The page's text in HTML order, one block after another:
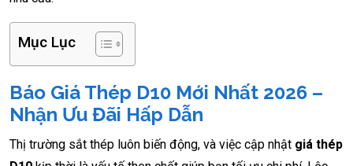
Mục Lục
Báo Giá Thép D10 Mới Nhất 2026 –
Nhận Ưu Đãi Hấp Dẫn
Thị trường sắt thép luôn biến động, và việc cập nhật giá thép